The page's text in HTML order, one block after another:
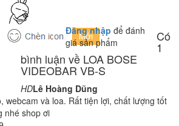
Đăng nhập để đánh
giá sản phẩm
Có
1
bình luận về LOA BOSE
VIDEOBAR VB-S
HDLê Hoàng Dũng
webcam và loa. Rất tiện lợi, chất lượng tốt
nhé shop ơi